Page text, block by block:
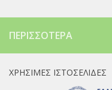
ΠΕΡΙΣΣΌΤΕΡΑ
ΧΡΉΣΙΜΕΣ ΙΣΤΟΣΕΛΊΔΕΣ